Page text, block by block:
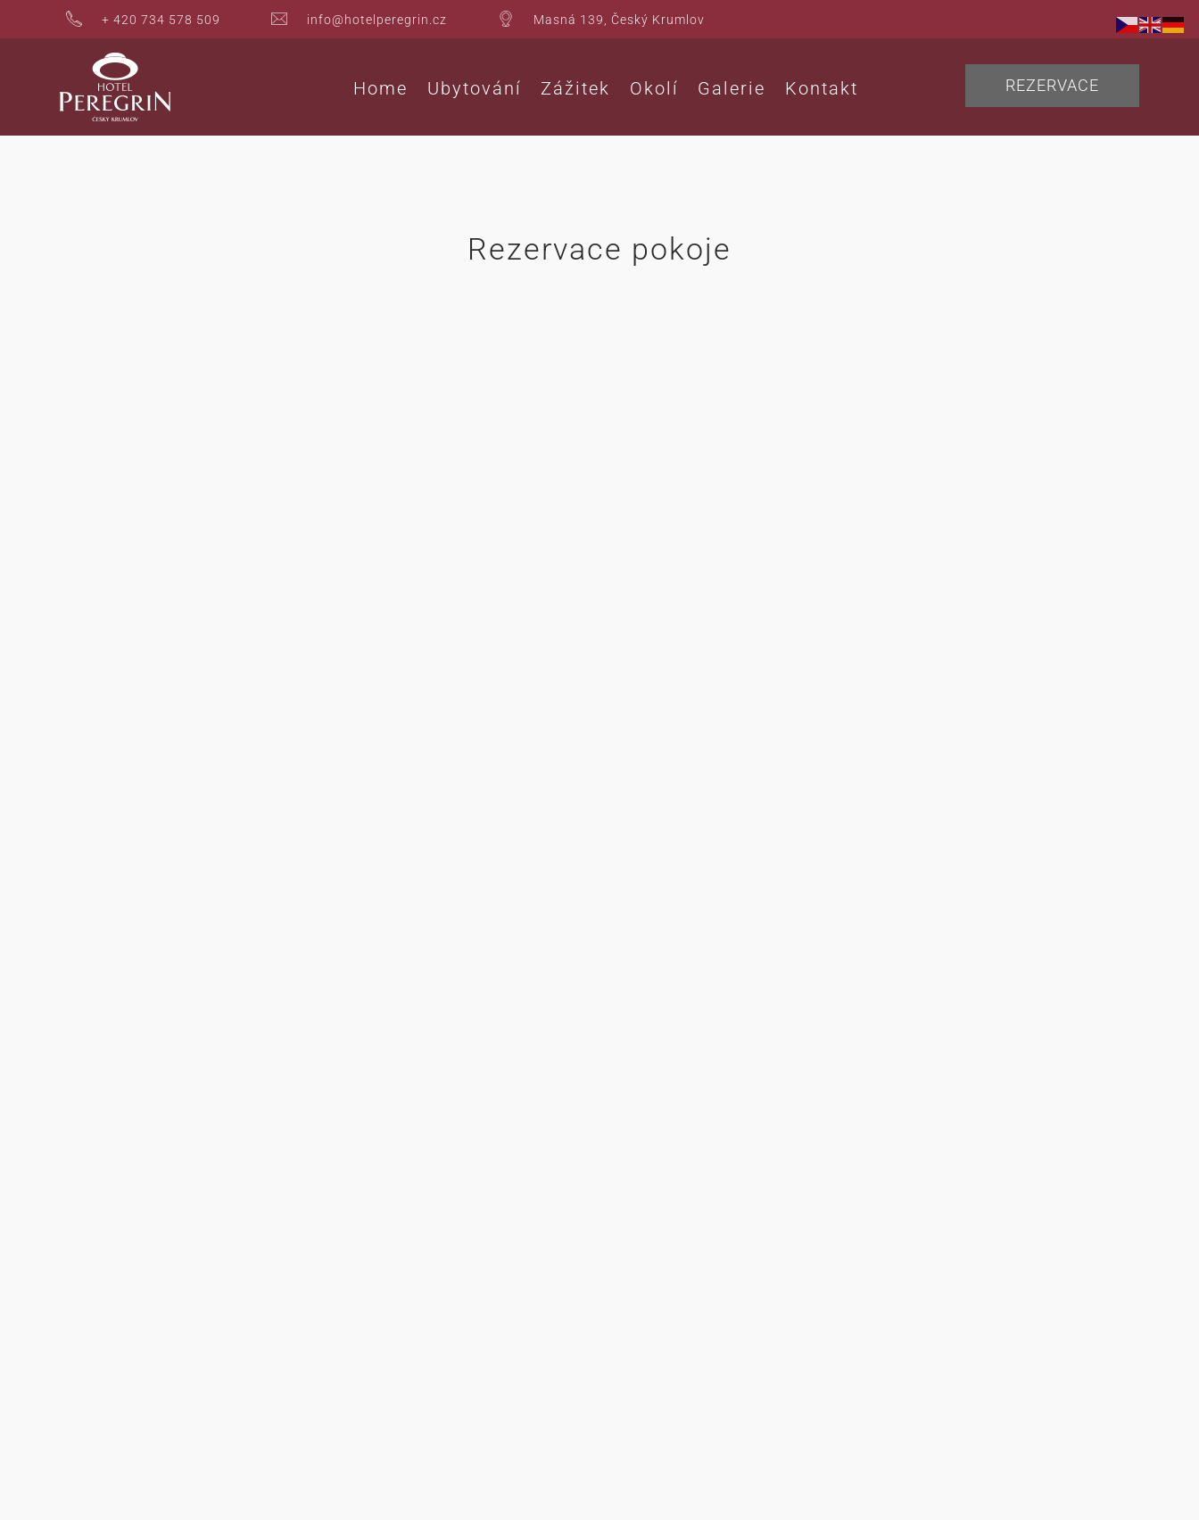
+ 420 734 578 509 info@hotelperegrin.cz Masná 139, Český Krumlov
Home Ubytování Zážitek Okolí Galerie Kontakt REZERVACE
Rezervace pokoje